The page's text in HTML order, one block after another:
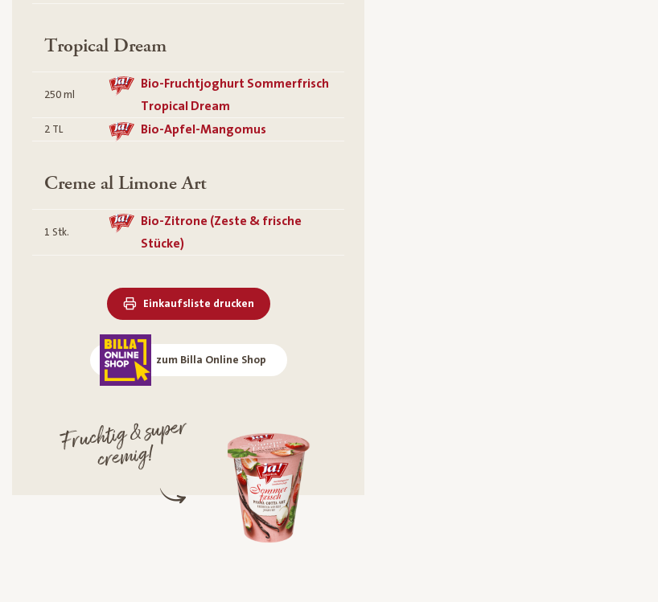
Tropical Dream
250 ml
Bio-Fruchtjoghurt Sommerfrisch
Tropical Dream
2 TL Bio-Apfel-Mangomus
Creme al Limone Art
1 Stk.
Bio-Zitrone (Zeste & frische
Stücke)
Einkaufsliste drucken
zum Billa Online Shop
Fruchtig & super
cre
mig!